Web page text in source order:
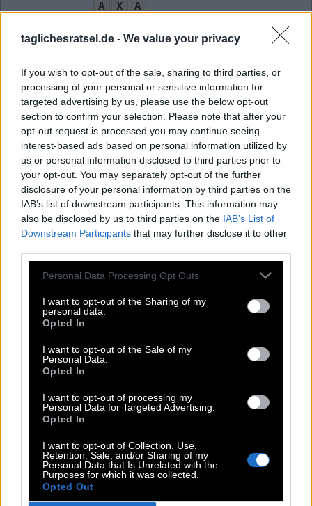
taglichesratsel.de - We value your privacy
If you wish to opt-out of the sale, sharing to third parties, or
processing of your personal or sensitive information for
targeted advertising by us, please use the below opt-out
section to confirm your selection. Please note that after your
opt-out request is processed you may continue seeing
interest-based ads based on personal information utilized by
us or personal information disclosed to third parties prior to
your opt-out. You may separately opt-out of the further
disclosure of your personal information by third parties on the
IAB’s list of downstream participants. This information may
also be disclosed by us to third parties on the IAB’s List of
Downstream Participants that may further disclose it to other
Personal Data Processing Opt Outs
I want to opt-out of the Sharing of my
personal data.
Opted In
I want to opt-out of the Sale of my
Personal Data.
Opted In
I want to opt-out of processing my
Personal Data for Targeted Advertising.
Opted In
I want to opt-out of Collection, Use,
Retention, Sale, and/or Sharing of my
Personal Data that Is Unrelated with the
Purposes for which it was collected.
Opted Out
A
X
A
E
D E R
S
T
R E V
I
S
E
T
T
N T
Umsatzstärkstes Versicherungsunternehmen Europas
A
X
A
Internationaler Schauspieler, __ Elliott:
S
A
M
Kantine in einer Universität:
Bezeichnung für mormonische Missionare
L D E R
S
In einem Auto muss diese Person abblenden
A H R E
R
R E V
I
Satz von Gegenständen, die zusammengehören